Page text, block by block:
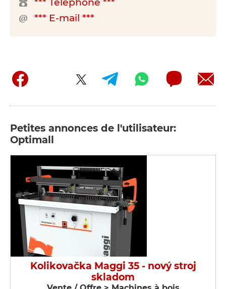
*** E-mail ***
Petites annonces de l'utilisateur:
Optimall
Kolikovačka Maggi 35 - nový stroj
skladom